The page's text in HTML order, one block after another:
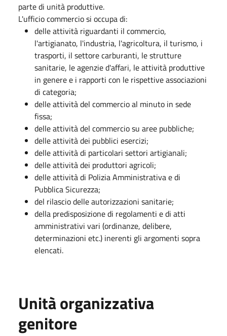
parte di unità produttive.
L'ufficio commercio si occupa di:
delle attività riguardanti il commercio,
l'artigianato, l'industria, l'agricoltura, il turismo, i
trasporti, il settore carburanti, le strutture
sanitarie, le agenzie d'affari, le attività produttive
in genere e i rapporti con le rispettive associazioni
di categoria;
delle attività del commercio al minuto in sede
fissa;
delle attività del commercio su aree pubbliche;
delle attività dei pubblici esercizi;
delle attività di particolari settori artigianali;
delle attività dei produttori agricoli;
delle attività di Polizia Amministrativa e di
Pubblica Sicurezza;
del rilascio delle autorizzazioni sanitarie;
della predisposizione di regolamenti e di atti
amministrativi vari (ordinanze, delibere,
determinazioni etc.) inerenti gli argomenti sopra
elencati.
Unità organizzativa
genitore